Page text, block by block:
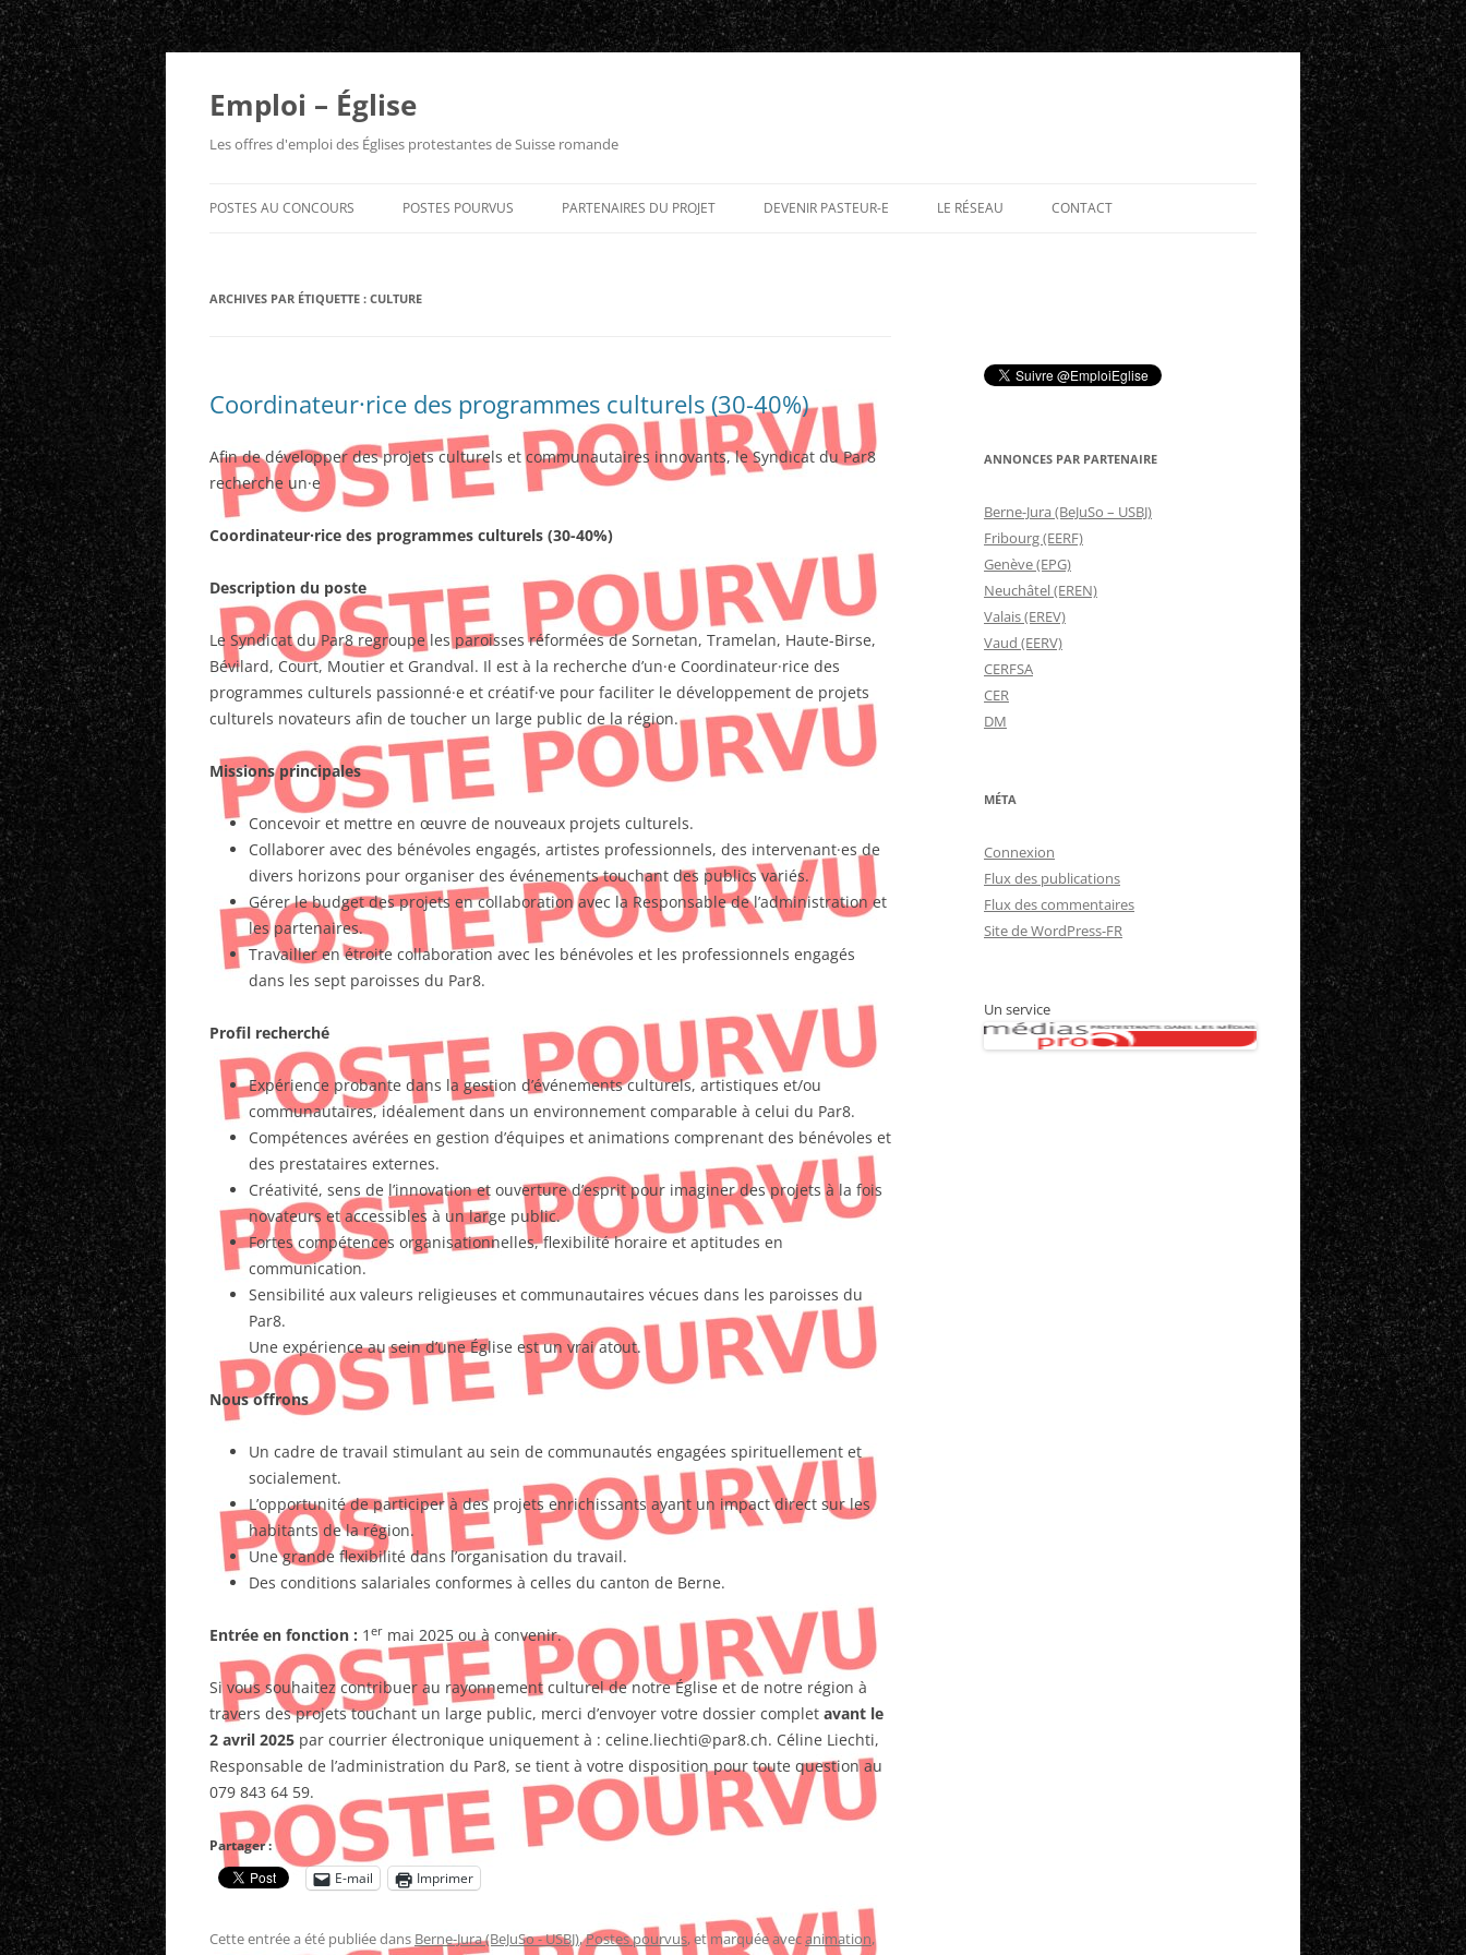
Aller
Emploi – Église
Les offres d'emploi des Églises protestantes de Suisse romande
POSTES AU CONCOURS POSTES POURVUS PARTENAIRES DU PROJET DEVENIR PASTEUR-E LE RÉSEAU CONTACT
ARCHIVES PAR ÉTIQUETTE : CULTURE
Coordinateur·rice des programmes culturels (30-40%)
Afin de développer des projets culturels et communautaires innovants, le Syndicat du Par8
recherche un·e
Coordinateur·rice des programmes culturels (30-40%)
Description du poste
Le Syndicat du Par8 regroupe les paroisses réformées de Sornetan, Tramelan, Haute-Birse,
Bévilard, Court, Moutier et Grandval. Il est à la recherche d’un·e Coordinateur·rice des
programmes culturels passionné·e et créatif·ve pour faciliter le développement de projets
culturels novateurs afin de toucher un large public de la région.
Missions principales
Concevoir et mettre en œuvre de nouveaux projets culturels.
Collaborer avec des bénévoles engagés, artistes professionnels, des intervenant·es de
divers horizons pour organiser des événements touchant des publics variés.
Gérer le budget des projets en collaboration avec la Responsable de l’administration et
les partenaires.
Travailler en étroite collaboration avec les bénévoles et les professionnels engagés
dans les sept paroisses du Par8.
Profil recherché
Expérience probante dans la gestion d’événements culturels, artistiques et/ou
communautaires, idéalement dans un environnement comparable à celui du Par8.
Compétences avérées en gestion d’équipes et animations comprenant des bénévoles et
des prestataires externes.
Créativité, sens de l’innovation et ouverture d’esprit pour imaginer des projets à la fois
novateurs et accessibles à un large public.
Fortes compétences organisationnelles, flexibilité horaire et aptitudes en
communication.
Sensibilité aux valeurs religieuses et communautaires vécues dans les paroisses du
Par8.
Une expérience au sein d’une Église est un vrai atout.
Nous offrons
Un cadre de travail stimulant au sein de communautés engagées spirituellement et
socialement.
L’opportunité de participer à des projets enrichissants ayant un impact direct sur les
habitants de la région.
Une grande flexibilité dans l’organisation du travail.
Des conditions salariales conformes à celles du canton de Berne.
Entrée en fonction : 1 er mai 2025 ou à convenir.
Si vous souhaitez contribuer au rayonnement culturel de notre Église et de notre région à
travers des projets touchant un large public, merci d’envoyer votre dossier complet avant le
2 avril 2025 par courrier électronique uniquement à : celine.liechti@par8.ch. Céline Liechti,
Responsable de l’administration du Par8, se tient à votre disposition pour toute question au
079 843 64 59.
Partager :
E-mail
Imprimer
Cette entrée a été publiée dans Berne-Jura (BeJuSo - USBJ),Postes pourvus, et marquée avecanimation,
ANNONCES PAR PARTENAIRE
Berne-Jura (BeJuSo – USBJ)
Fribourg (EERF)
Genève (EPG)
Neuchâtel (EREN)
Valais (EREV)
Vaud (EERV)
CERFSA
CER
DM
MÉTA
Connexion
Flux des publications
Flux des commentaires
Site de WordPress-FR
Un service